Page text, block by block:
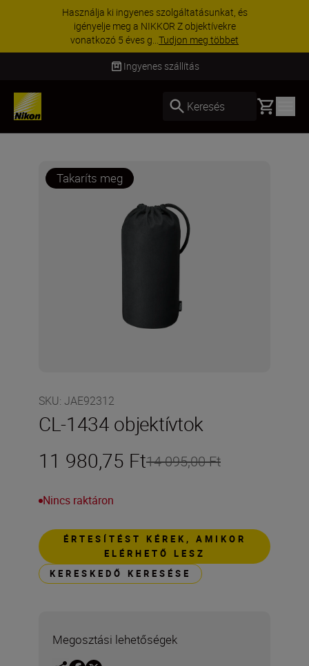
Használja ki ingyenes szolgáltatásunkat, és
igényelje meg a NIKKOR Z objektívekre
vonatkozó 5 éves g...Tudjon meg többet
Ingyenes szállítás
Keresés Basket
Takaríts meg
SKU: JAE92312
CL-1434 objektívtok
11 980,75 Ft14 095,00 Ft
Nincs raktáron
ÉRTESÍTÉST KÉREK, AMIKOR
ELÉRHETŐ LESZ
KERESKEDŐ KERESÉSE
Megosztási lehetőségek